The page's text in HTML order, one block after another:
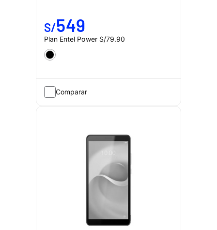
S/549
Plan Entel Power S/79.90
Comparar